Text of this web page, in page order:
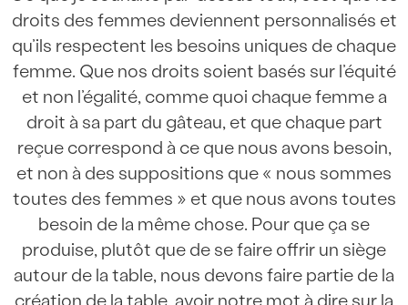
droits des femmes deviennent personnalisés et
qu’ils respectent les besoins uniques de chaque
femme. Que nos droits soient basés sur l’équité
et non l’égalité, comme quoi chaque femme a
droit à sa part du gâteau, et que chaque part
reçue correspond à ce que nous avons besoin,
et non à des suppositions que « nous sommes
toutes des femmes » et que nous avons toutes
besoin de la même chose. Pour que ça se
produise, plutôt que de se faire offrir un siège
autour de la table, nous devons faire partie de la
création de la table, avoir notre mot à dire sur la